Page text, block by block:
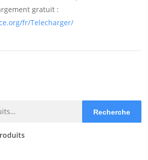
gratuit :
fr/Telecharger/
Recherche